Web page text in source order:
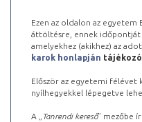
Ezen az oldalon az
áttöltésre, ennek időpontját
amelyekhez (akikhez) az
karok honlapján
Először az egyetemi félévet
nyílhegyekkel lépegetve
A „ Tanrendi kereső” mezőbe